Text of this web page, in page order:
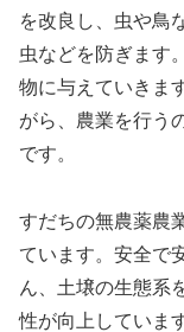
を改良し、虫や鳥
虫などを防ぎます
物に与えていきま
がら、農業を行う
です。
すだちの無農薬農
ています。安全で
ん、土壌の生態系
性が向上していま